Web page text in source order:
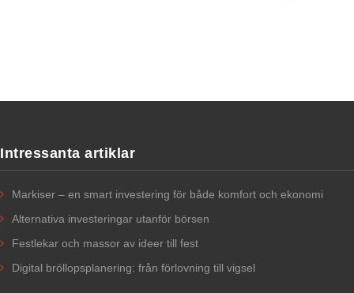
Intressanta artiklar
Markiser – en smart investering för både komfort och ekonomi
Alternativa investeringar utanför börsen
Festlekar och massor av ideer till fest
Digital bröllopsplanering: från förlovning till vigsel